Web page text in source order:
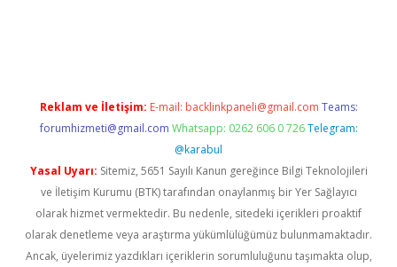
Reklam ve İletişim: E-mail: backlinkpaneli@gmail.com Teams:
forumhizmeti@gmail.com Whatsapp: 0262 606 0 726 Telegram:
@karabul
Yasal Uyarı: Sitemiz, 5651 Sayılı Kanun gereğince Bilgi Teknolojileri
ve İletişim Kurumu (BTK) tarafından onaylanmış bir Yer Sağlayıcı
olarak hizmet vermektedir. Bu nedenle, sitedeki içerikleri proaktif
olarak denetleme veya araştırma yükümlülüğümüz bulunmamaktadır.
Ancak, üyelerimiz yazdıkları içeriklerin sorumluluğunu taşımakta olup,